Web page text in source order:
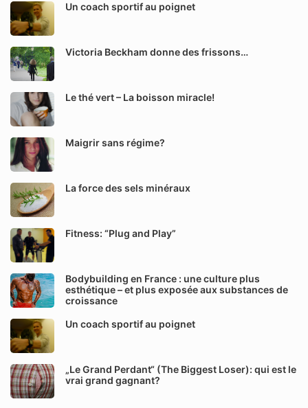
Un coach sportif au poignet
Victoria Beckham donne des frissons…
Le thé vert – La boisson miracle!
Maigrir sans régime?
La force des sels minéraux
Fitness: “Plug and Play”
Bodybuilding en France : une culture plus
esthétique – et plus exposée aux substances de
croissance
Un coach sportif au poignet
„Le Grand Perdant“ (The Biggest Loser): qui est le
vrai grand gagnant?